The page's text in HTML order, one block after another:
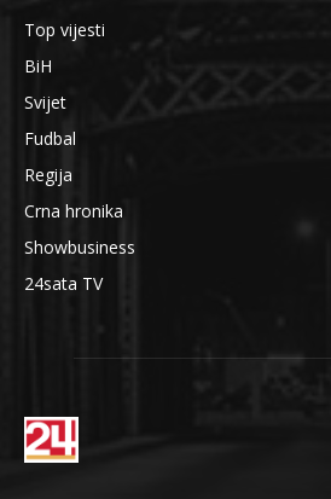
Top vijesti
BiH
Svijet
Fudbal
Regija
Crna hronika
Showbusiness
24sata TV